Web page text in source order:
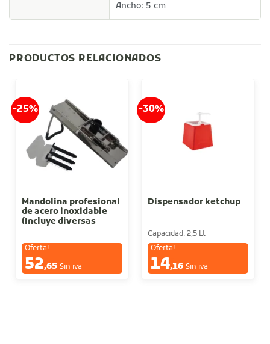
Ancho: 5 cm
PRODUCTOS RELACIONADOS
-25%
Mandolina profesional
de acero inoxidable
(Incluye diversas
Oferta!
52,65 Sin iva
-30%
Dispensador ketchup
Capacidad: 2,5 Lt
Oferta!
14,16 Sin iva